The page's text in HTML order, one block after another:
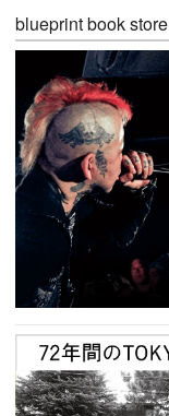
blueprint book store